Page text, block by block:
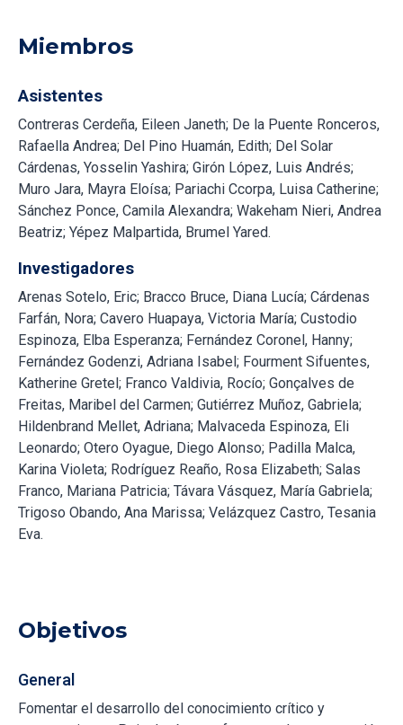
Miembros
Asistentes
Contreras Cerdeña, Eileen Janeth; De la Puente Ronceros,
Rafaella Andrea; Del Pino Huamán, Edith; Del Solar
Cárdenas, Yosselin Yashira; Girón López, Luis Andrés;
Muro Jara, Mayra Eloísa; Pariachi Ccorpa, Luisa Catherine;
Sánchez Ponce, Camila Alexandra; Wakeham Nieri, Andrea
Beatriz; Yépez Malpartida, Brumel Yared.
Investigadores
Arenas Sotelo, Eric; Bracco Bruce, Diana Lucía; Cárdenas
Farfán, Nora; Cavero Huapaya, Victoria María; Custodio
Espinoza, Elba Esperanza; Fernández Coronel, Hanny;
Fernández Godenzi, Adriana Isabel; Fourment Sifuentes,
Katherine Gretel; Franco Valdivia, Rocío; Gonçalves de
Freitas, Maribel del Carmen; Gutiérrez Muñoz, Gabriela;
Hildenbrand Mellet, Adriana; Malvaceda Espinoza, Eli
Leonardo; Otero Oyague, Diego Alonso; Padilla Malca,
Karina Violeta; Rodríguez Reaño, Rosa Elizabeth; Salas
Franco, Mariana Patricia; Távara Vásquez, María Gabriela;
Trigoso Obando, Ana Marissa; Velázquez Castro, Tesania
Eva.
Objetivos
General
Fomentar el desarrollo del conocimiento crítico y